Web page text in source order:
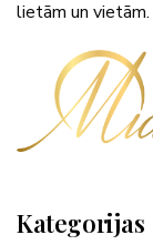
lietām un vietām.
Kategorijas